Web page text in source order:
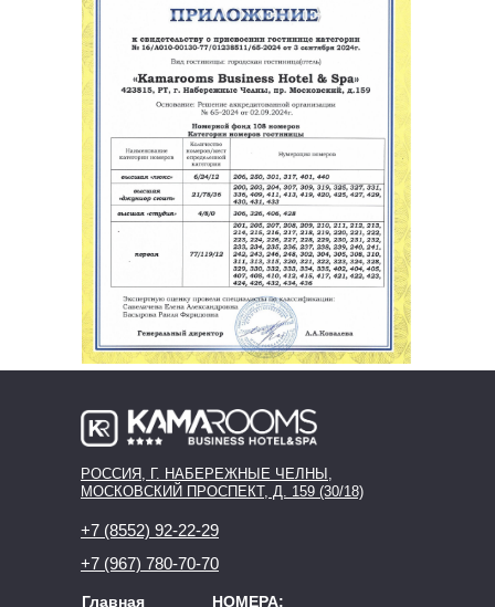
Главная НОМЕРА:
РОССИЯ, Г. НАБЕРЕЖНЫЕ ЧЕЛНЫ,
МОСКОВСКИЙ ПРОСПЕКТ, Д. 159 (30/18)
+7 (967) 780-70-70
+7 (8552) 92-22-29